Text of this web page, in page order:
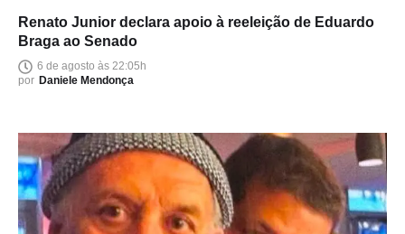
Renato Junior declara apoio à reeleição de Eduardo
Braga ao Senado
6 de agosto às 22:05h
por Daniele Mendonça